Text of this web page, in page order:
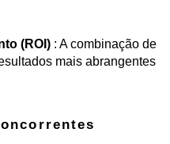
(ROI) : A combinação de
mais abrangentes